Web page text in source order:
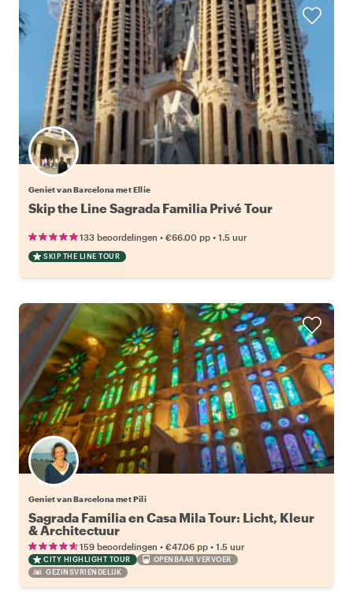
Geniet van Barcelona met Ellie
Skip the Line Sagrada Familia Privé Tour
133 beoordelingen • €66.00 pp • 1.5 uur
SKIP THE LINE TOUR
Geniet van Barcelona met Pili
Sagrada Familia en Casa Mila Tour: Licht, Kleur
& Architectuur
159 beoordelingen • €47.06 pp • 1.5 uur
CITY HIGHLIGHT TOUR
OPENBAAR VERVOER
GEZINSVRIENDELIJK